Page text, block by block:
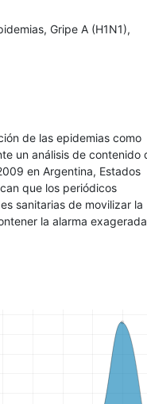
Gripe A (H1N1),
de las epidemias como
un análisis de contenido
en Argentina, Estados
que los periódicos
sanitarias de movilizar la
la alarma